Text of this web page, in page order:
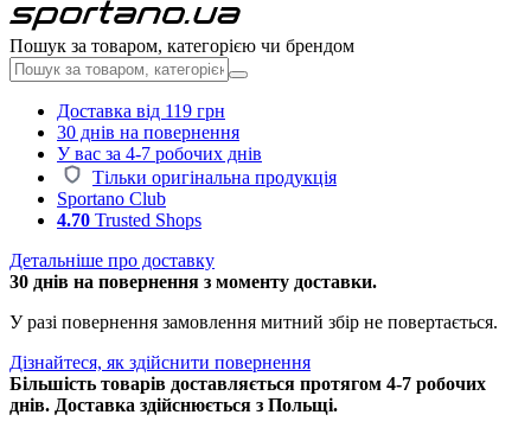
Пошук за товаром, категорією чи брендом
Доставка від 119 грн
30 днів на повернення
У вас за 4-7 робочих днів
Тільки оригінальна продукція
Sportano Club
4.70 Trusted Shops
Детальніше про доставку
30 днів на повернення з моменту доставки.
У разі повернення замовлення митний збір не повертається.
Дізнайтеся, як здійснити повернення
Більшість товарів доставляється протягом 4-7 робочих
днів. Доставка здійснюється з Польщі.